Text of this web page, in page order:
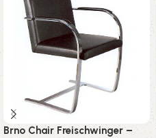
Brno Chair Freischwinger –